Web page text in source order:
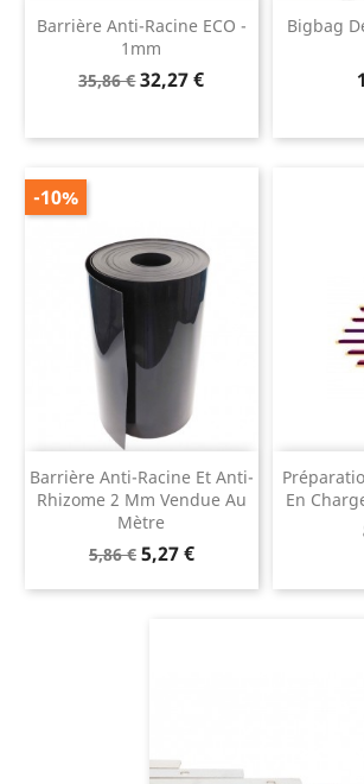
Barrière Anti-Racine ECO -
1mm
Prix
35,86 €Prix
32,27 €
Bigbag
Barrière Anti-Racine Et Anti-
Rhizome 2 Mm Vendue Au
Mètre
Prix
base
5,86 € Prix
5,27 €
-10%
En